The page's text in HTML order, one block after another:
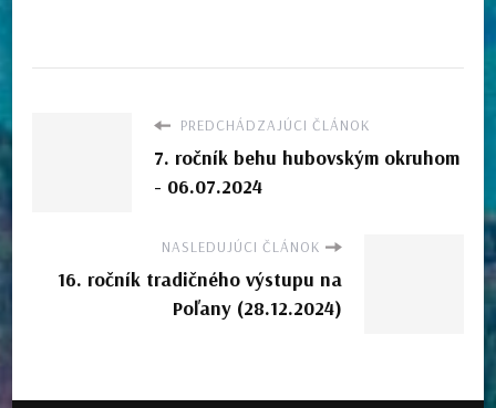
PREDCHÁDZAJÚCI ČLÁNOK
7. ročník behu hubovským okruhom
- 06.07.2024
NASLEDUJÚCI ČLÁNOK
16. ročník tradičného výstupu na
Poľany (28.12.2024)